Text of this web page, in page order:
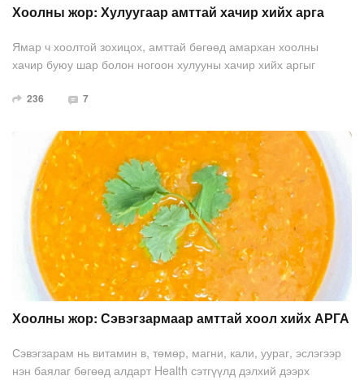
Хоолны жор: Хулуугаар амттай хачир хийх арга
Ямар ч хоолтой зохицох, амттай бөгөөд амархан хоолны
хачир буюу шар болон ногоон хулууны хачир хийх аргыг
236 7
Хоолны жор: Сэвэгзармаар амттай хоол хийх АРГА
Сэвэгзарам нь витамин в, төмөр, магни, кали, уураг, эслэгээр
нэн баялаг бөгөөд алдарт Health сэтгүүлд дэлхий дээрх